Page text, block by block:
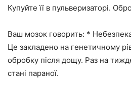
Купуйте її в пульверизаторі.
Ваш мозок говорить: *
Це закладено на генетичному
обробку після дощу. Раз на
стані параної.